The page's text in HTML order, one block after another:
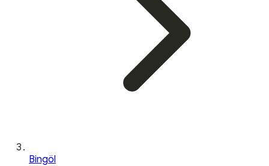
Bingöl